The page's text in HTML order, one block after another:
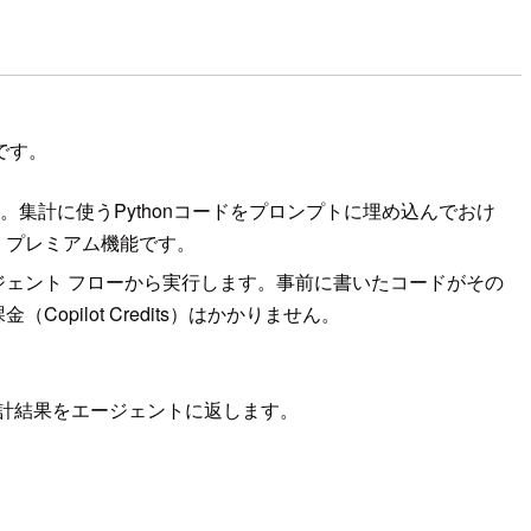
。
集計に使うPythonコードをプロンプトに埋め込んでおけ
レミアム機能です。
ント フローから実行します。事前に書いたコードがその
（Copilot Credits）はかかりません。
果をエージェントに返します。